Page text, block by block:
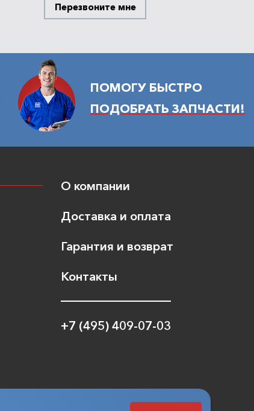
Перезвоните мне
ПОМОГУ БЫСТРО
ПОДОБРАТЬ ЗАПЧАСТИ!
О компании
Доставка и оплата
Гарантия и возврат
Контакты
+7 (495) 409-07-03